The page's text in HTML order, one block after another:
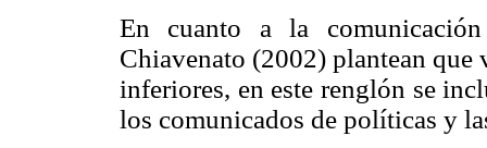
En cuanto a la
Chiavenato (2002) plantean que
inferiores, en este renglón se
los comunicados de políticas y